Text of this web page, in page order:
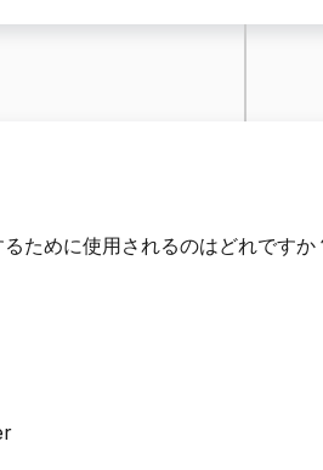
ために使用されるのはどれですか